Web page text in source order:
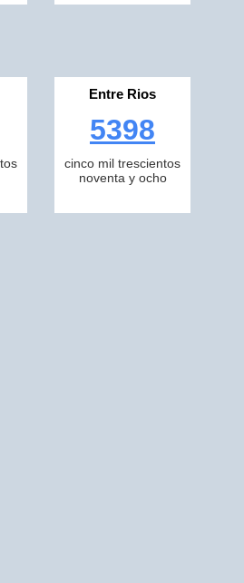
Entre Rios
5398
cinco mil trescientos
noventa y ocho